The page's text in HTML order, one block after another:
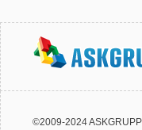
©2009-2024 ASKGRUPP